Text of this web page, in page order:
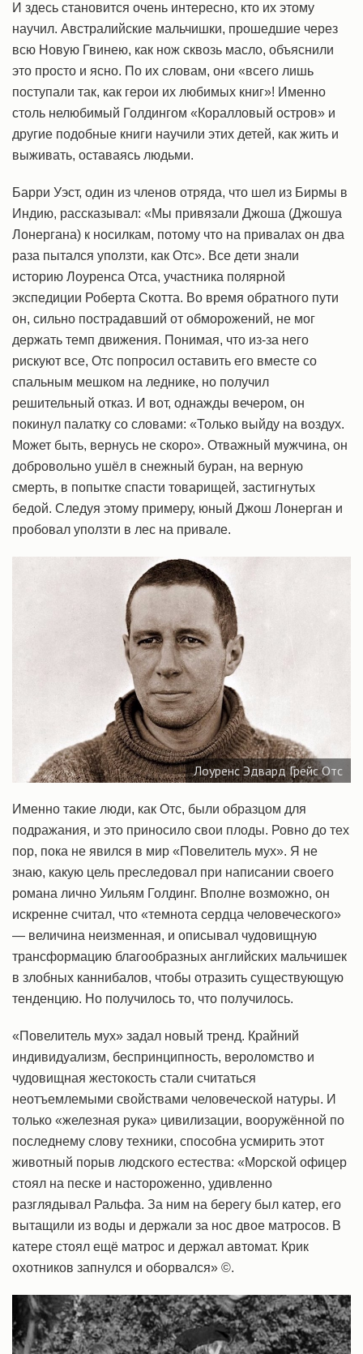
И здесь становится очень интересно, кто их этому
научил. Австралийские мальчишки, прошедшие через
всю Новую Гвинею, как нож сквозь масло, объяснили
это просто и ясно. По их словам, они «всего лишь
поступали так, как герои их любимых книг»! Именно
столь нелюбимый Голдингом «Коралловый остров» и
другие подобные книги научили этих детей, как жить и
выживать, оставаясь людьми.
Барри Уэст, один из членов отряда, что шел из Бирмы в
Индию, рассказывал: «Мы привязали Джоша (Джошуа
Лонергана) к носилкам, потому что на привалах он два
раза пытался уползти, как Отс». Все дети знали
историю Лоуренса Отса, участника полярной
экспедиции Роберта Скотта. Во время обратного пути
он, сильно пострадавший от обморожений, не мог
держать темп движения. Понимая, что из-за него
рискуют все, Отс попросил оставить его вместе со
спальным мешком на леднике, но получил
решительный отказ. И вот, однажды вечером, он
покинул палатку со словами: «Только выйду на воздух.
Может быть, вернусь не скоро». Отважный мужчина, он
добровольно ушёл в снежный буран, на верную
смерть, в попытке спасти товарищей, застигнутых
бедой. Следуя этому примеру, юный Джош Лонерган и
пробовал уползти в лес на привале.
Лоуренс Эдвард Грейс Отс
Именно такие люди, как Отс, были образцом для
подражания, и это приносило свои плоды. Ровно до тех
пор, пока не явился в мир «Повелитель мух». Я не
знаю, какую цель преследовал при написании своего
романа лично Уильям Голдинг. Вполне возможно, он
искренне считал, что «темнота сердца человеческого»
— величина неизменная, и описывал чудовищную
трансформацию благообразных английских мальчишек
в злобных каннибалов, чтобы отразить существующую
тенденцию. Но получилось то, что получилось.
«Повелитель мух» задал новый тренд. Крайний
индивидуализм, беспринципность, вероломство и
чудовищная жестокость стали считаться
неотъемлемыми свойствами человеческой натуры. И
только «железная рука» цивилизации, вооружённой по
последнему слову техники, способна усмирить этот
животный порыв людского естества: «Морской офицер
стоял на песке и настороженно, удивленно
разглядывал Ральфа. За ним на берегу был катер, его
вытащили из воды и держали за нос двое матросов. В
катере стоял ещё матрос и держал автомат. Крик
охотников запнулся и оборвался» ©.